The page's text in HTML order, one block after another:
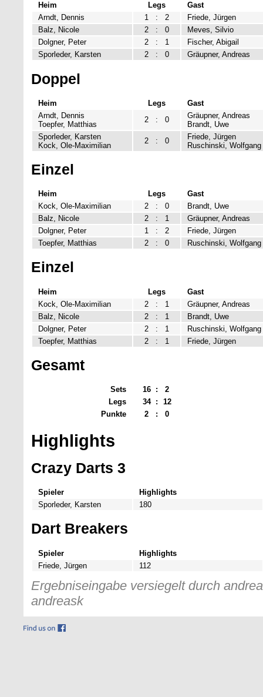
Heim Legs
Gast
Arndt, Dennis
1 : 2
Friede, Jürgen
Balz, Nicole
2 : 0
Meves, Silvio
Dolgner, Peter
2 : 1
Fischer, Abigail
Sporleder, Karsten
2 : 0 Gräupner, Andreas
Doppel
Heim Legs
Gast
Arndt, Dennis
Toepfer, Matthias
2 : 0
Gräupner, Andreas
Brandt, Uwe
Sporleder, Karsten
Kock, Ole-Maximilian
2 : 0
Friede, Jürgen
Ruschinski, Wolfgang
Einzel
Heim Legs
Gast
Kock, Ole-Maximilian
2 : 0
Brandt, Uwe
Balz, Nicole
2 : 1
Gräupner, Andreas
Dolgner, Peter
1 : 2
Friede, Jürgen
Toepfer, Matthias
2 : 0 Ruschinski, Wolfgang
Einzel
Heim Legs
Gast
Kock, Ole-Maximilian
2 : 1
Gräupner, Andreas
Balz, Nicole
2 : 1
Brandt, Uwe
Dolgner, Peter
2 : 1
Ruschinski, Wolfgang
Toepfer, Matthias
2 : 1 Friede, Jürgen
Gesamt
Sets 16 :
2
Legs
34 :
12
Punkte
2 : 0
Highlights
Crazy Darts 3
Spieler
Highlights
Sporleder, Karsten
180
Dart Breakers
Spieler
Highlights
Friede, Jürgen
112
Ergebniseingabe versiegelt durch
andreask